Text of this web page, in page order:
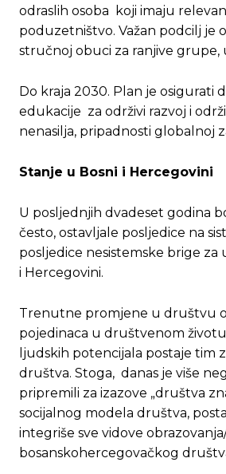
odraslih osoba koji imaju
poduzetništvo. Važan podcilj je
stručnoj obuci za ranjive
Do kraja 2030. Plan je osigurati
edukacije za održivi razvoj i
nenasilja, pripadnosti globalnoj
Stanje u Bosni i Hercegovini
U posljednjih dvadeset godina
često, ostavljale posljedice na
posljedice nesistemske brige
i Hercegovini.
Trenutne promjene u društvu
pojedinaca u društvenom
ljudskih potencijala postaje tim
društva. Stoga, danas je više
pripremili za izazove „društva
socijalnog modela društva,
integriše sve vidove
bosanskohercegovačkog